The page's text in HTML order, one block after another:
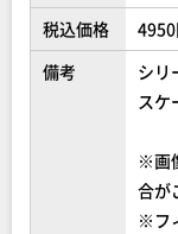
税込価格
備考
シリ
スケ
※画
合が
※フ